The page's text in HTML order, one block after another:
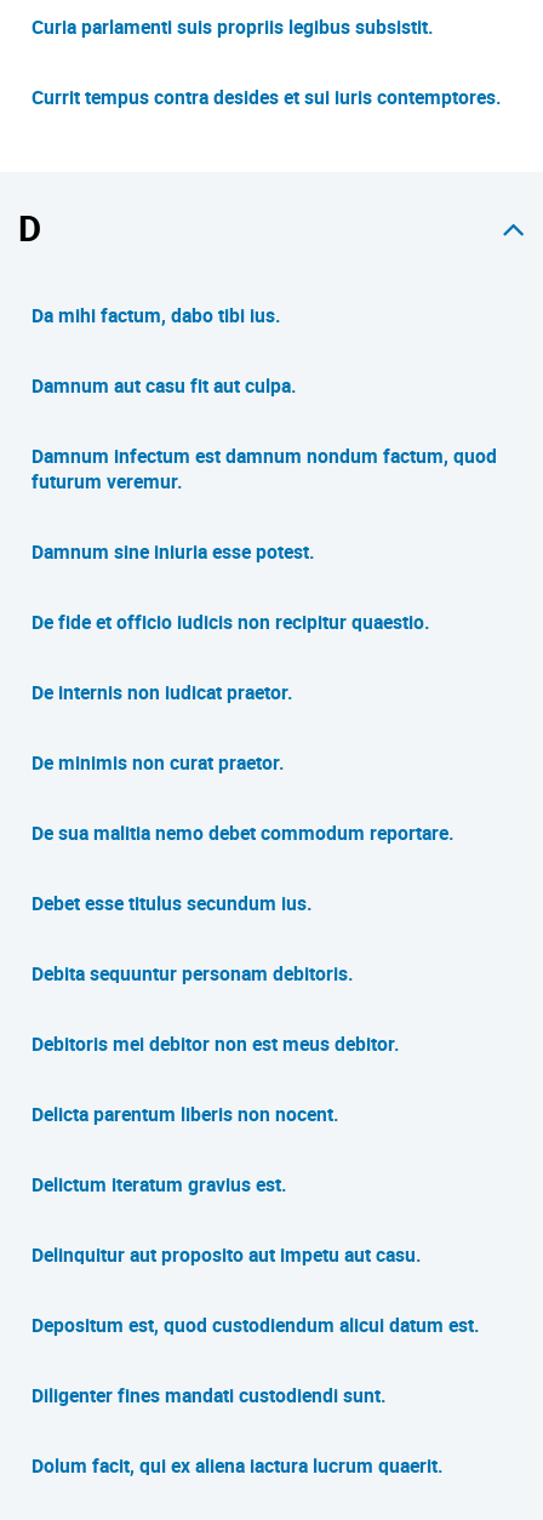
Curia parlamenti suis propriis legibus subsistit.
Currit tempus contra desides et sui iuris contemptores.
D
Da mihi factum, dabo tibi ius.
Damnum aut casu fit aut culpa.
Damnum infectum est damnum nondum factum, quod
futurum veremur.
Damnum sine iniuria esse potest.
De fide et officio iudicis non recipitur quaestio.
De internis non iudicat praetor.
De minimis non curat praetor.
De sua malitia nemo debet commodum reportare.
Debet esse titulus secundum ius.
Debita sequuntur personam debitoris.
Debitoris mei debitor non est meus debitor.
Delicta parentum liberis non nocent.
Delictum iteratum gravius est.
Delinquitur aut proposito aut impetu aut casu.
Depositum est, quod custodiendum alicui datum est.
Diligenter fines mandati custodiendi sunt.
Dolum facit, qui ex aliena iactura lucrum quaerit.